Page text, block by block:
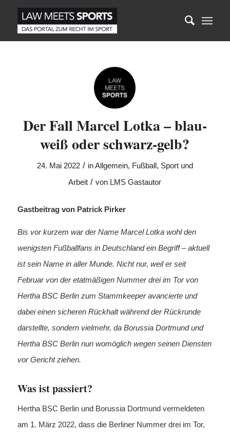
Der Fall Marcel Lotka – blau-
weiß oder schwarz-gelb?
24. Mai 2022 / inAllgemein, Fußball , Sport und
Arbeit / von LMS Gastautor
Gastbeitrag von Patrick Pirker
Bis vor kurzem war der Name Marcel Lotka wohl den
wenigsten Fußballfans in Deutschland ein Begriff – aktuell
ist sein Name in aller Munde. Nicht nur, weil er seit
Februar von der etatmäßigen Nummer drei im Tor von
Hertha BSC Berlin zum Stammkeeper avancierte und
dabei einen sicheren Rückhalt während der Rückrunde
darstellte, sondern vielmehr, da Borussia Dortmund und
Hertha BSC Berlin nun womöglich wegen seinen Diensten
vor Gericht ziehen.
Was ist passiert?
Hertha BSC Berlin und Borussia Dortmund vermeldeten
am 1. März 2022, dass die Berliner Nummer drei im Tor,